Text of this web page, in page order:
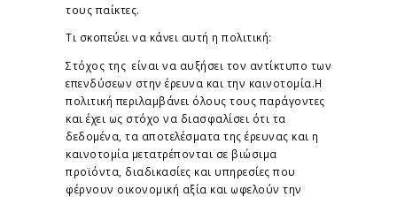
τους παίκτες.
Τι σκοπεύει να κάνει αυτή η πολιτική:
Στόχος της είναι να αυξήσει τον αντίκτυπο των
επενδύσεων στην έρευνα και την καινοτομία.Η
πολιτική περιλαμβάνει όλους τους παράγοντες
και έχει ως στόχο να διασφαλίσει ότι τα
δεδομένα, τα αποτελέσματα της έρευνας και η
καινοτομία μετατρέπονται σε βιώσιμα
προϊόντα, διαδικασίες και υπηρεσίες που
φέρνουν οικονομική αξία και ωφελούν την